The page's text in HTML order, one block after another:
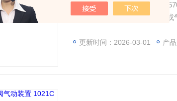
日本KONAN甲南 活塞阀 No.5703 成都直销西南地区 能源行业：火力发电厂、天然气输配
系统。 化工领域：易燃液体
更新时间：2026-03-01 产